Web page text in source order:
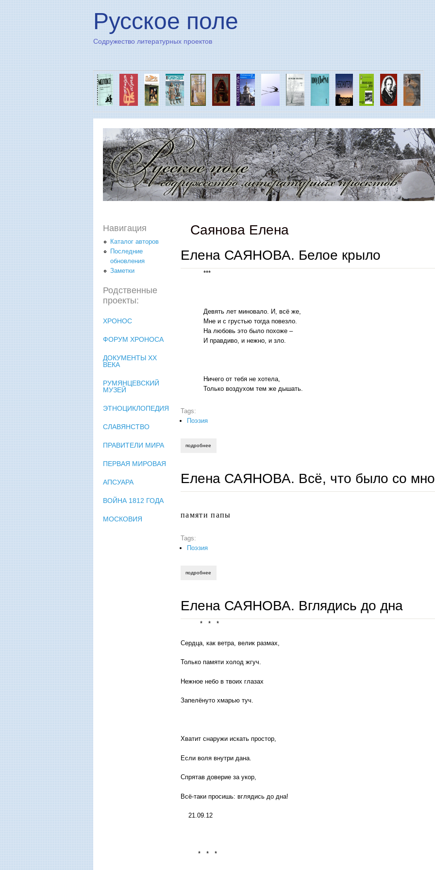
Русское поле
Содружество литературных проектов
Саянова Елена
Елена САЯНОВА. Белое крыло
***
Девять лет миновало. И, всё же,
Мне и с грустью тогда повезло.
На любовь это было похоже –
И правдиво, и нежно, и зло.
Ничего от тебя не хотела,
Только воздухом тем же дышать.
Tags:
Поэзия
подробнее
Елена САЯНОВА. Всё, что было со
памяти папы
Tags:
Поэзия
подробнее
Елена САЯНОВА. Вглядись до дна
* * *
Сердца, как ветра, велик размах,
Только памяти холод жгуч.
Нежное небо в твоих глазах
Запелёнуто хмарью туч.
Хватит снаружи искать простор,
Если воля внутри дана.
Спрятав доверие за укор,
Всё-таки просишь: вглядись до дна!
21.09.12
* * *
Навигация
Каталог авторов
Последние
обновления
Заметки
Родственные
проекты:
ХРОНОС
ФОРУМ ХРОНОСА
ДОКУМЕНТЫ XX
ВЕКА
РУМЯНЦЕВСКИЙ
МУЗЕЙ
ЭТНОЦИКЛОПЕДИЯ
СЛАВЯНСТВО
ПРАВИТЕЛИ МИРА
ПЕРВАЯ МИРОВАЯ
АПСУАРА
ВОЙНА 1812 ГОДА
МОСКОВИЯ